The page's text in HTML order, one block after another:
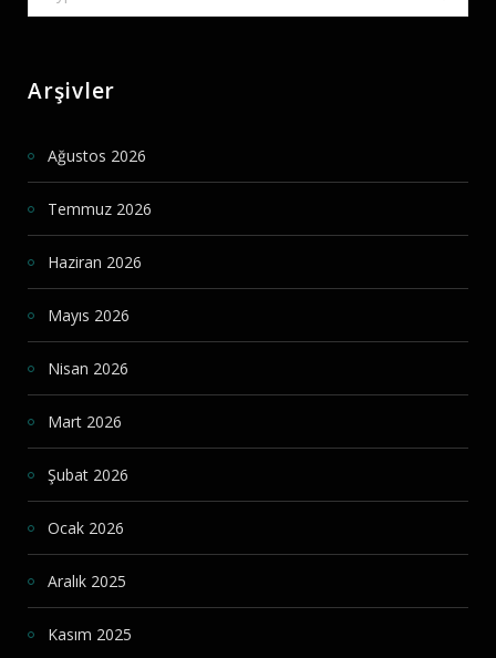
Arşivler
Ağustos 2026
Temmuz 2026
Haziran 2026
Mayıs 2026
Nisan 2026
Mart 2026
Şubat 2026
Ocak 2026
Aralık 2025
Kasım 2025